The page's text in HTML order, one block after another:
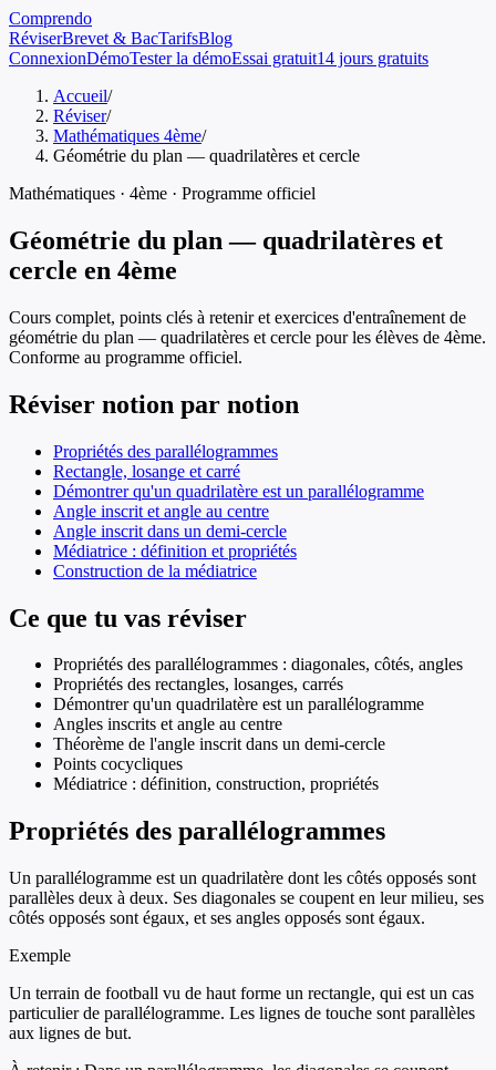
Comprendo
RéviserBrevet & BacTarifsBlog
ConnexionDémoTester la démoEssai gratuit14 jours gratuits
Accueil/
Réviser/
Mathématiques 4ème/
Géométrie du plan — quadrilatères et cercle
Mathématiques · 4ème · Programme officiel
Géométrie du plan — quadrilatères et
cercle en 4ème
Cours complet, points clés à retenir et exercices d'entraînement de
géométrie du plan — quadrilatères et cercle pour les élèves de 4ème.
Conforme au programme officiel.
Réviser notion par notion
Propriétés des parallélogrammes
Rectangle, losange et carré
Démontrer qu'un quadrilatère est un parallélogramme
Angle inscrit et angle au centre
Angle inscrit dans un demi-cercle
Médiatrice : définition et propriétés
Construction de la médiatrice
Ce que tu vas réviser
Propriétés des parallélogrammes : diagonales, côtés, angles
Propriétés des rectangles, losanges, carrés
Démontrer qu'un quadrilatère est un parallélogramme
Angles inscrits et angle au centre
Théorème de l'angle inscrit dans un demi-cercle
Points cocycliques
Médiatrice : définition, construction, propriétés
Propriétés des parallélogrammes
Un parallélogramme est un quadrilatère dont les côtés opposés sont
parallèles deux à deux. Ses diagonales se coupent en leur milieu, ses
côtés opposés sont égaux, et ses angles opposés sont égaux.
Exemple
Un terrain de football vu de haut forme un rectangle, qui est un cas
particulier de parallélogramme. Les lignes de touche sont parallèles
aux lignes de but.